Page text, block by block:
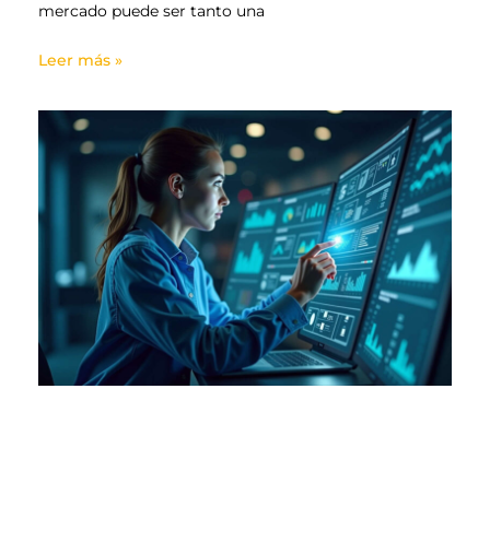
mercado puede ser tanto una
Leer más »